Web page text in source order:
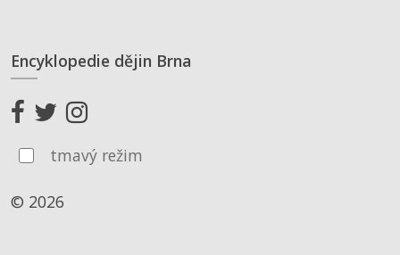
Encyklopedie dějin Brna
tmavý režim
© 2026